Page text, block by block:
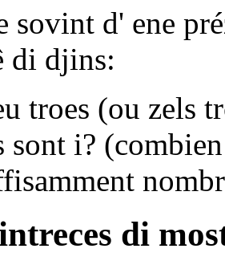
sovint d' ene
di djins:
troes (ou zels
sont i?
di